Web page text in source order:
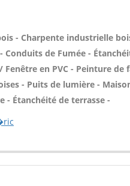
- Charpente industrielle
de Fumée -
en PVC - Peinture de
- Puits de lumière -
- Étanchéité de terrasse -